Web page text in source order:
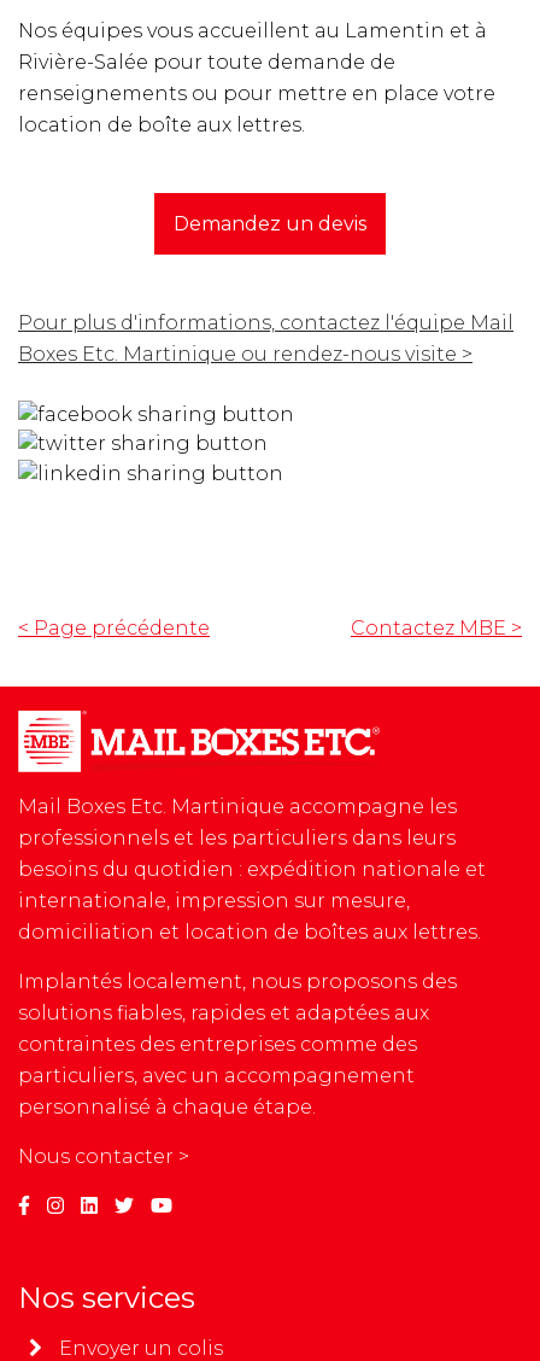
Nos équipes vous accueillent au Lamentin et à
Rivière-Salée pour toute demande de
renseignements ou pour mettre en place votre
location de boîte aux lettres.
Demandez un devis
Pour plus d'informations, contactez l'équipe Mail
Boxes Etc. Martinique ou rendez-nous visite >
< Page précédente Contactez MBE >
Mail Boxes Etc. Martinique accompagne les
professionnels et les particuliers dans leurs
besoins du quotidien : expédition nationale et
internationale, impression sur mesure,
domiciliation et location de boîtes aux lettres.
Implantés localement, nous proposons des
solutions fiables, rapides et adaptées aux
contraintes des entreprises comme des
particuliers, avec un accompagnement
personnalisé à chaque étape.
Nous contacter >
Nos services
Envoyer un colis